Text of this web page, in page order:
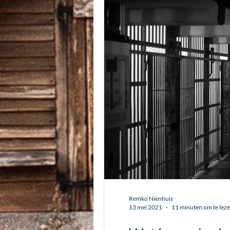
Remko Nienhuis
13 mei 2021
11 minuten om te